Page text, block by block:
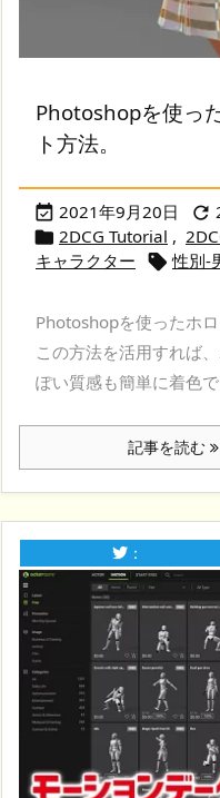
Photoshopを使っ
ト方法。
 2021年9月20日 
 2DCG Tutorial ,
キャラクター
 性別-
Photoshopを使ったホ
この方法を活用すれば
ぽい質感も簡単に着色で
記事を読む
：